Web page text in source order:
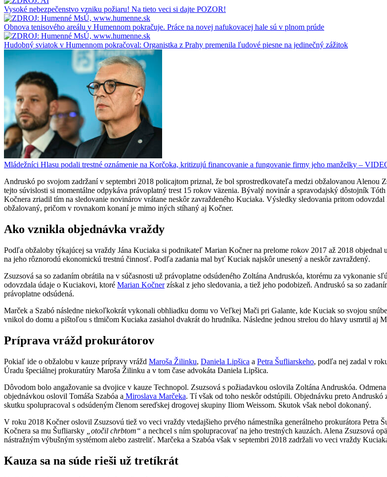
Vysoké nebezpečenstvo vzniku požiaru! Na tieto veci si dajte POZOR!
Obnova tenisového areálu v Humennom pokračuje. Práce na novej nafukovacej hale sú v plnom prúde
Hudobný sviatok v Humennom pokračoval: Organistka z Prahy premenila ľudové piesne na jedinečný zážitok
Mládežníci Hlasu podali trestné oznámenie na Korčoka, kritizujú financovanie a fungovanie firmy jeho manželky –
Andruskó po svojom zadržaní v septembri 2018 policajtom priznal, že bol sprostredkovateľa medzi obžalovanou
tejto súvislosti si momentálne odpykáva právoplatný trest 15 rokov väzenia. Bývalý novinár a spravodajský dôstojník
Kočnera zriadil tím na sledovanie novinárov vrátane neskôr zavraždeného Kuciaka. Výsledky sledovania pritom
obžalovaný, pričom v rovnakom konaní je mimo iných stíhaný aj Kočner.
Ako vznikla objednávka vraždy
Podľa obžaloby týkajúcej sa vraždy Jána Kuciaka si podnikateľ Marian Kočner na prelome rokov 2017 až 2018
na jeho rôznorodú ekonomickú trestnú činnosť. Podľa zadania mal byť Kuciak najskôr unesený a neskôr zavraždený.
Zsuzsová sa so zadaním obrátila na v súčasnosti už právoplatne odsúdeného Zoltána Andruskóa, ktorému za vykonanie
odovzdala údaje o Kuciakovi, ktoré Marian Kočnerzískal z jeho sledovania, a tiež jeho podobizeň. Andruskó sa so
právoplatne odsúdená.
Marček a Szabó následne niekoľkokrát vykonali obhliadku domu vo Veľkej Mači pri Galante, kde Kuciak so svojou
vnikol do domu a pištoľou s tlmičom Kuciaka zasiahol dvakrát do hrudníka. Následne jednou strelou do hlavy usmrtil aj
Príprava vrážd prokurátorov
Pokiaľ ide o obžalobu v kauze prípravy vrážd Maroša Žilinku, Daniela Lipšica a Petra Šufliarskeho, podľa nej zadal v
Úradu špeciálnej prokuratúry Maroša Žilinku a v tom čase advokáta Daniela Lipšica.
Dôvodom bolo angažovanie sa dvojice v kauze Technopol. Zsuzsová s požiadavkou oslovila Zoltána Andruskóa.
objednávkou oslovil Tomáša Szabóa a Miroslava Marčeka. Tí však od toho neskôr odstúpili. Objednávku preto Andruskó
skutku spolupracoval s odsúdeným členom sereďskej drogovej skupiny Iliom Weissom. Skutok však nebol dokonaný.
V roku 2018 Kočner oslovil Zsuzsovú tiež vo veci vraždy vtedajšieho prvého námestníka generálneho prokurátora
Kočnera sa mu Šufliarsky
„otočil chrbtom“ a nechcel s ním spolupracovať na jeho trestných kauzách. Alena Zsuzsová
nástražným výbušným systémom alebo zastreliť. Marčeka a Szabóa však v septembri 2018 zadržali vo veci vraždy
Kauza sa na súde rieši už tretíkrát